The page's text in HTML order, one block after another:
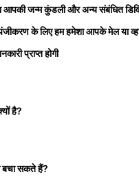
आपकी जन्म कुंडली और अन्य संबंधित
के लिएहम हमेशा आपके मेल या
प्राप्त होगी
है?
सकते हैं?